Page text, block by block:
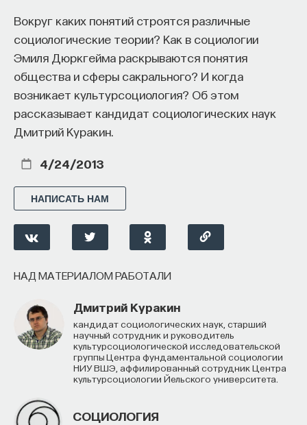
Вокруг каких понятий строятся различные
социологические теории? Как в социологии
Эмиля Дюркгейма раскрываются понятия
общества и сферы сакрального? И когда
возникает культурсоциология? Об этом
рассказывает кандидат социологических наук
Дмитрий Куракин.
4/24/2013
НАПИСАТЬ НАМ
НАД МАТЕРИАЛОМ РАБОТАЛИ
Дмитрий Куракин
кандидат социологических наук, старший
научный сотрудник и руководитель
культурсоциологической исследовательской
группы Центра фундаментальной социологии
НИУ ВШЭ, аффилированный сотрудник Центра
культурсоциологии Йельского университета.
СОЦИОЛОГИЯ
от нейромедиаторов?
Как устроена наша нервная система
на структурном, клеточном и молекулярном
уровнях? В чем состоит роль нейромедиаторов
при управлении психическими и физическими
процессами? Как появляются зависимость,
Каково воздействие на работу мозга гормонов,
иммунной системы?
записавшисьна курс «Химия между нейронами:
Пройдя этот курс, вы научитесь:
— Ориентироваться в общих принципах
работы нашего организма
— Разбираться в биохимических процессах
мозга
— Понимать причины нейро- и психопатологий